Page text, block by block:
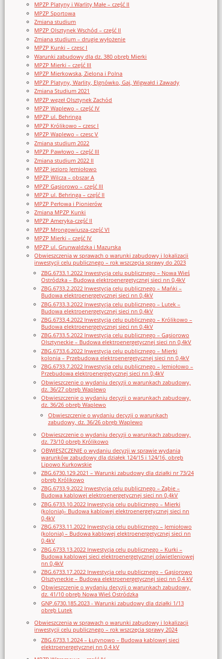
MPZP Platyny i Warlity Małe – część II
MPZP Sportowa
Zmiana studium
MPZP Olsztynek Wschód – część II
Zmiana studium – drugie wyłożenie
MPZP Kunki – czesc I
Warunki zabudowy dla dz. 380 obręb Mierki
MPZP Mierki – część III
MPZP Mierkowska, Zielona i Polna
MPZP Platyny, Warlity, Elgnówko, Gaj, Wigwałd i Zawady
Zmiana Studium 2021
MPZP węzeł Olsztynek Zachód
MPZP Waplewo – część IV
MPZP ul. Behringa
MPZP Królikowo – czesc I
MPZP Waplewo – czesc V
Zmiana studium 2022
MPZP Pawłowo – część III
Zmiana studium 2022 II
MPZP jezioro Jemiołowo
MPZP Wilcza – obszar A
MPZP Gąsiorowo – część III
MPZP ul. Behringa – część II
MPZP Perłowa i Pionierów
Zmiana MPZP Kunki
MPZP Ameryka-część II
MPZP Mrongowiusza-część VI
MPZP Mierki – część IV
MPZP ul. Grunwaldzka i Mazurska
Obwieszczenia w sprawach o warunki zabudowy i lokalizacji
inwestycji celu publicznego – rok wszczęcia sprawy do 2023
ZBG.6733.1.2022 Inwestycja celu publicznego – Nowa Wieś
Ostródzka – Budowa elektroenergetycznej sieci nn 0,4kV
ZBG.6733.2.2022 Inwestycja celu publicznego – Mańki –
Budowa elektroenergetycznej sieci nn 0,4kV
ZBG.6733.3.2022 Inwestycja celu publicznego – Lutek –
Budowa elektroenergetycznej sieci nn 0,4kV
ZBG.6733.4.2022 Inwestycja celu publicznego – Królikowo –
Budowa elektroenergetycznej sieci nn 0,4kV
ZBG.6733.5.2022 Inwestycja celu publicznego – Gąsiorowo
Olsztyneckie – Budowa elektroenergetycznej sieci nn 0,4kV
ZBG.6733.6.2022 Inwestycja celu publicznego – Mierki
kolonia – Przebudowa elektroenergetycznej sieci nn 0,4kV
ZBG.6733.7.2022 Inwestycja celu publicznego – Jemiołowo –
Przebudowa elektroenergetycznej sieci nn 0,4kV
Obwieszczenie o wydaniu decyzji o warunkach zabudowy,
dz. 36/27 obręb Waplewo
Obwieszczenie o wydaniu decyzji o warunkach zabudowy,
dz. 36/26 obręb Waplewo
Obwieszczenie o wydaniu decyzji o warunkach
zabudowy, dz. 36/26 obręb Waplewo
Obwieszczenie o wydaniu decyzji o warunkach zabudowy,
dz. 73/10 obręb Królikowo
OBWIESZCZENIE o wydaniu decyzji w sprawie wydania
warunków zabudowy dla działek 124/15 i 124/16, obręb
Lipowo Kurkowskie
ZBG.6730.129.2021 – Warunki zabudowy dla działki nr 73/24
obręb Królikowo
ZBG.6733.9.2022 Inwestycja celu publicznego – Ząbie –
Budowa kablowej elektroenergetycznej sieci nn 0,4kV
ZBG.6733.10.2022 Inwestycja celu publicznego – Mierki
(kolonia)– Budowa kablowej elektroenergetycznej sieci nn
0,4kV
ZBG.6733.11.2022 Inwestycja celu publicznego – Jemiołowo
(kolonia) – Budowa kablowej elektroenergetycznej sieci nn
0,4kV
ZBG.6733.13.2022 Inwestycja celu publicznego – Kurki –
Budowa kablowej sieci elektroenergetycznej oświetleniowej
nn 0,4kV
ZBG.6733.17.2022 Inwestycja celu publicznego – Gąsiorowo
Olsztyneckie – Budowa elektroenergetycznej sieci nn 0,4 kV
Obwieszczenie o wydaniu decyzji o warunkach zabudowy,
dz. 41/10 obręb Nowa Wieś Ostródzka
GNP.6730.185.2023 - Warunki zabudowy dla działki 1/13
obręb Lutek
Obwieszczenia w sprawach o warunki zabudowy i lokalizacji
inwestycji celu publicznego – rok wszczęcia sprawy 2024
ZBG.6733.1.2024 – Łutynowo – Budowa kablowej sieci
elektroenergetycznej nn 0,4 kV